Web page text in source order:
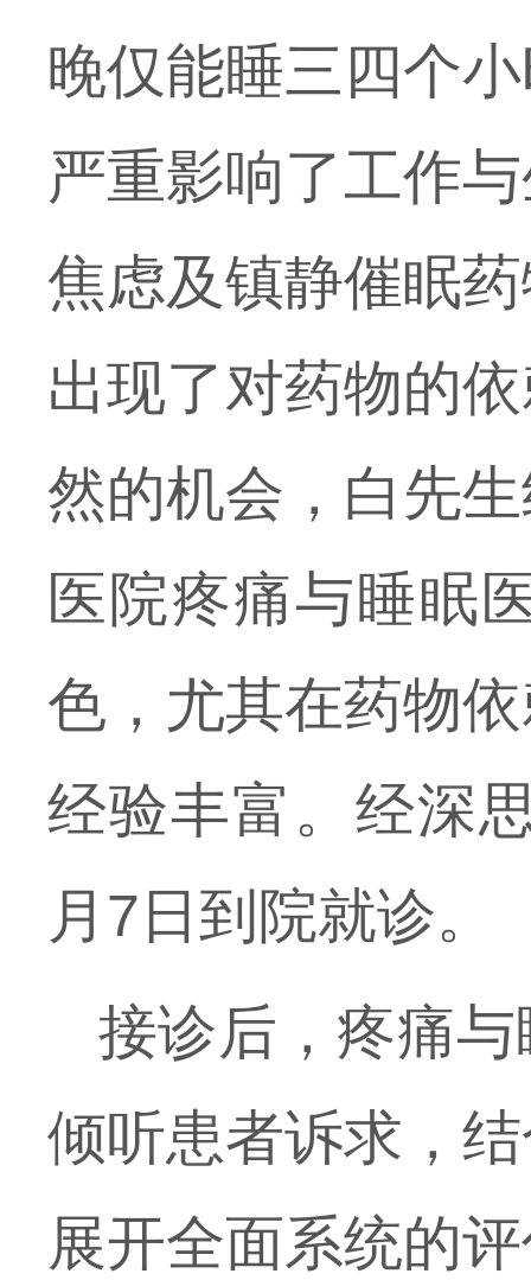
晚仅能睡三四个
严重影响了工作
焦虑及镇静催眠
出现了对药物的
然的机会，白先
医院疼痛与睡眠
色，尤其在药物
经验丰富。经深
月7日到院就诊。
接诊后，疼痛
倾听患者诉求，
展开全面系统的